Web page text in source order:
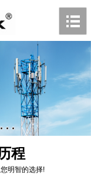
程
明智的选择!